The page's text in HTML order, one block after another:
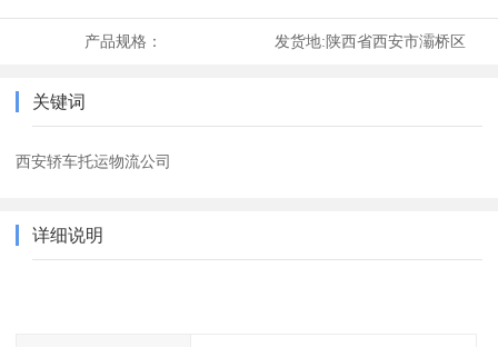
产品规格： 发货地:陕西省西安市灞桥区
关键词
西安轿车托运物流公司
详细说明